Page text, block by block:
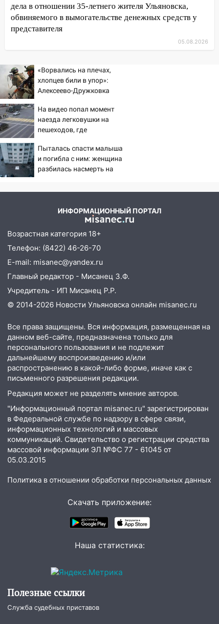
06:00 Четыре года борьбы: ульяновские
юристы помогли женщине засудить УК
за плесень на стенах
прочность
05.08.2026
22:58
ДТП с мотоциклистом
20:22
Мошенники обманули 92-летнюю
жительницу Ульяновской области
19:14
Житель Ульяновской области
подвез троих незнакомцев на трассе и
Ульяновской области
Мотофристайл, рок и силовой
экстрим: в Ульяновске пройдет
большой фестиваль «Наше время»
17:30 Где есть бензин в Ульяновске 5
августа после рабочего дня: список АЗС
17:05
«Обыск» по видеосвязи: в
Ульяновске задержали 19-летнюю
16:12 Едва не перерезал горло: в
Вешкайме посиделки с судимым
знакомым закончились для женщины
больницей
перевернулась на мопеде и попала в
больницу
15:59 Ульяновец отдал более 14
миллионов рублей за криминальное
покровительство
15:32 На «кольце» кроссовер сбил 18-
летнего мопедиста
госпитализировали 25-летнего байкера
На Ульяновскую область
Фруктовой
13:30 В Димитровграде на улице
Трудовой горело здание
дела в отношении 35-летнего жителя Ульяновска,
обвиняемого в вымогательстве денежных средств у
представителя
05.08.2026
«Ворвались на плечах,
хлопцев били в упор»:
Алексеево-Дружковка
«птах Мадьяра»
На видео попал момент
наезда легковушки на
пешеходов, где
восемь человек
06/08/2026 – Новости
Пыталась спасти малыша
и погибла с ним: женщина
разбилась насмерть на
ИНФОРМАЦИОННЫЙ ПОРТАЛ
Возрастная категория 18+
Телефон: (8422) 46-26-70
E-mail: misanec@yandex.ru
Главный редактор - Мисанец З.Ф.
Учредитель - ИП Мисанец Р.Р.
© 2014-2026 Новости Ульяновска онлайн misanec.ru
Все права защищены. Вся информация, размещенная на
данном веб-сайте, предназначена только для
персонального пользования и не подлежит
дальнейшему воспроизведению и/или
распространению в какой-либо форме, иначе как с
письменного разрешения редакции.
Редакция может не разделять мнение авторов.
"Информационный портал misanec.ru" зарегистрирован
в Федеральной службе по надзору в сфере связи,
информационных технологий и массовых
коммуникаций. Свидетельство о регистрации средства
массовой информации ЭЛ №ФС 77 - 61045 от
05.03.2015
Политика в отношении обработки персональных данных
Скачать приложение:
Наша статистика:
Полезные ссылки
Служба судебных приставов